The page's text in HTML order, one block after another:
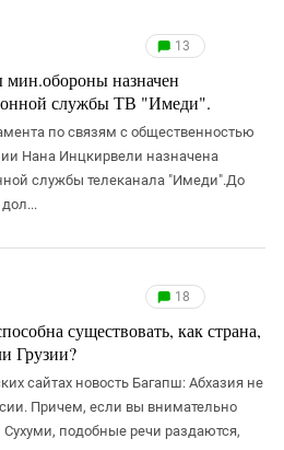
13
назначен
службы ТВ "Имеди".
по связям с общественностью
Нана Инцкирвели назначена
службы телеканала "Имеди".До
18
существовать, как страна,
Грузии?
сайтах новость Багапш: Абхазия не
Причем, если вы внимательно
подобные речи раздаются,